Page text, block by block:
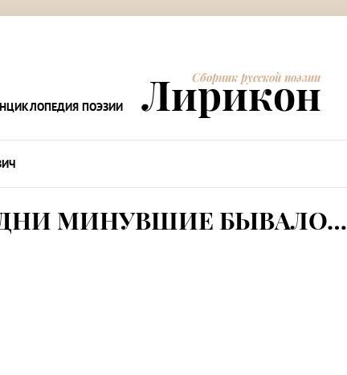
ПОЭЗИИ
Сборник русской поэзии
Лирикон
МИНУВШИЕ БЫВАЛО…